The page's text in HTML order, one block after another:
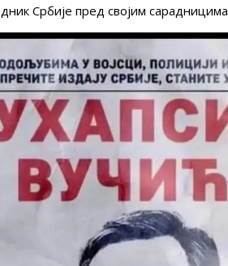
Србије пред својим сарадницима